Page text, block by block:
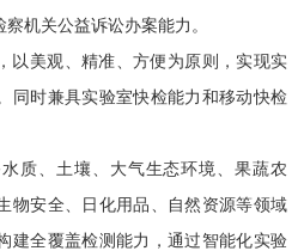
机关公益诉讼办案能力。
以美观、精准、方便为原则，实现实
同时兼具实验室快检能力和移动快检
质、土壤、大气生态环境、果蔬农
物安全、日化用品、自然资源等领域
建全覆盖检测能力，通过智能化实验